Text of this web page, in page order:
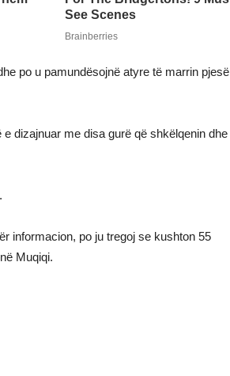
po u pamundësojnë atyre të marrin pjesë
dizajnuar me disa gurë që shkëlqenin dhe
informacion, po ju tregoj se kushton 55
Muqiqi.